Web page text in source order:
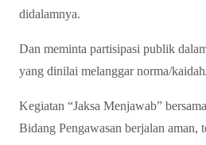
didalamnya.
Dan meminta partisipasi publik
yang dinilai melanggar norma/
Kegiatan “Jaksa Menjawab”
Bidang Pengawasan berjalan aman,